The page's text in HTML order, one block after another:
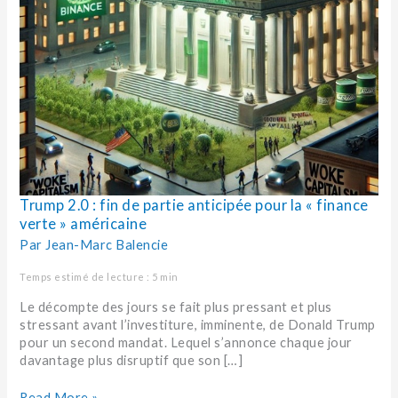
Trump 2.0 : fin de partie anticipée pour la « finance
verte » américaine
Par Jean-Marc Balencie
Temps estimé de lecture : 5 min
Le décompte des jours se fait plus pressant et plus
stressant avant l’investiture, imminente, de Donald Trump
pour un second mandat. Lequel s’annonce chaque jour
davantage plus disruptif que son […]